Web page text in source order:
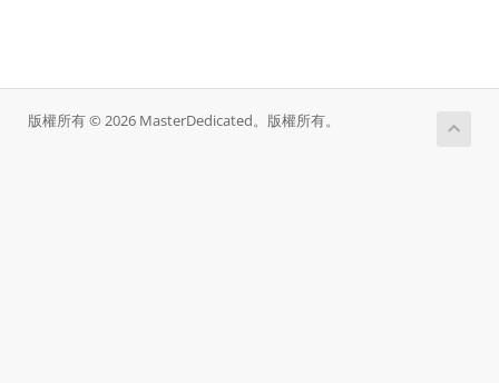
版權所有 © 2026 MasterDedicated。版權所有。